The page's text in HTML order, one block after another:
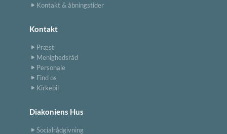
Kontakt & åbningstider
Kontakt
Præst
Menighedsråd
Personale
Find os
Kirkebil
Diakoniens Hus
Socialrådgivning